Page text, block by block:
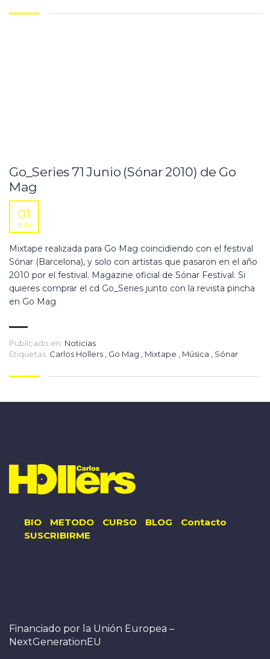
Go_Series 71 Junio (Sónar 2010) de Go
Mag
01
JUN
Mixtape realizada para Go Mag coincidiendo con el festival
Sónar (Barcelona), y solo con artistas que pasaron en el año
2010 por el festival. Magazine oficial de Sónar Festival. Si
quieres comprar el cd Go_Series junto con la revista pincha
en Go Mag
Publicado en: Noticias
Etiquetas: Carlos Hollers , Go Mag , Mixtape , Música , Sónar
BIO METODO CURSO BLOG
Contacto
SUSCRIBIRME
Financiado por la Unión Europea –
NextGenerationEU